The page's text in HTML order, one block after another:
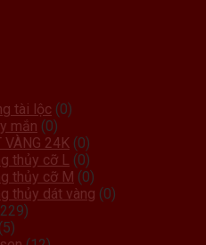
tài lộc (0)
mắn (0)
VÀNG 24K (0)
thủy cỡ L (0)
thủy cỡ M (0)
thủy dát vàng (0)
(5)